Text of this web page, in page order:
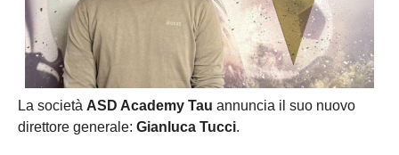
La società ASD Academy Tau annuncia il suo nuovo
direttore generale: Gianluca Tucci.